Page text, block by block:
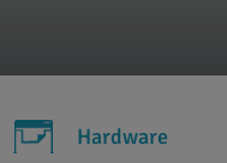
Hardware